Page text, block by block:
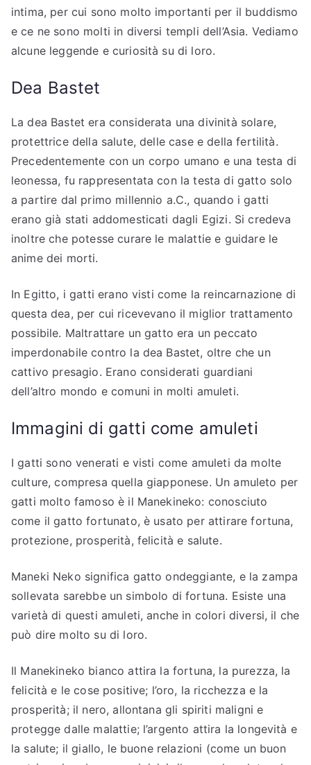
intima, per cui sono molto importanti per il buddismo
e ce ne sono molti in diversi templi dell’Asia. Vediamo
alcune leggende e curiosità su di loro.
Dea Bastet
La dea Bastet era considerata una divinità solare,
protettrice della salute, delle case e della fertilità.
Precedentemente con un corpo umano e una testa di
leonessa, fu rappresentata con la testa di gatto solo
a partire dal primo millennio a.C., quando i gatti
erano già stati addomesticati dagli Egizi. Si credeva
inoltre che potesse curare le malattie e guidare le
anime dei morti.
In Egitto, i gatti erano visti come la reincarnazione di
questa dea, per cui ricevevano il miglior trattamento
possibile. Maltrattare un gatto era un peccato
imperdonabile contro la dea Bastet, oltre che un
cattivo presagio. Erano considerati guardiani
dell’altro mondo e comuni in molti amuleti.
Immagini di gatti come amuleti
I gatti sono venerati e visti come amuleti da molte
culture, compresa quella giapponese. Un amuleto per
gatti molto famoso è il Manekineko: conosciuto
come il gatto fortunato, è usato per attirare fortuna,
protezione, prosperità, felicità e salute.
Maneki Neko significa gatto ondeggiante, e la zampa
sollevata sarebbe un simbolo di fortuna. Esiste una
varietà di questi amuleti, anche in colori diversi, il che
può dire molto su di loro.
Il Manekineko bianco attira la fortuna, la purezza, la
felicità e le cose positive; l’oro, la ricchezza e la
prosperità; il nero, allontana gli spiriti maligni e
protegge dalle malattie; l’argento attira la longevità e
la salute; il giallo, le buone relazioni (come un buon